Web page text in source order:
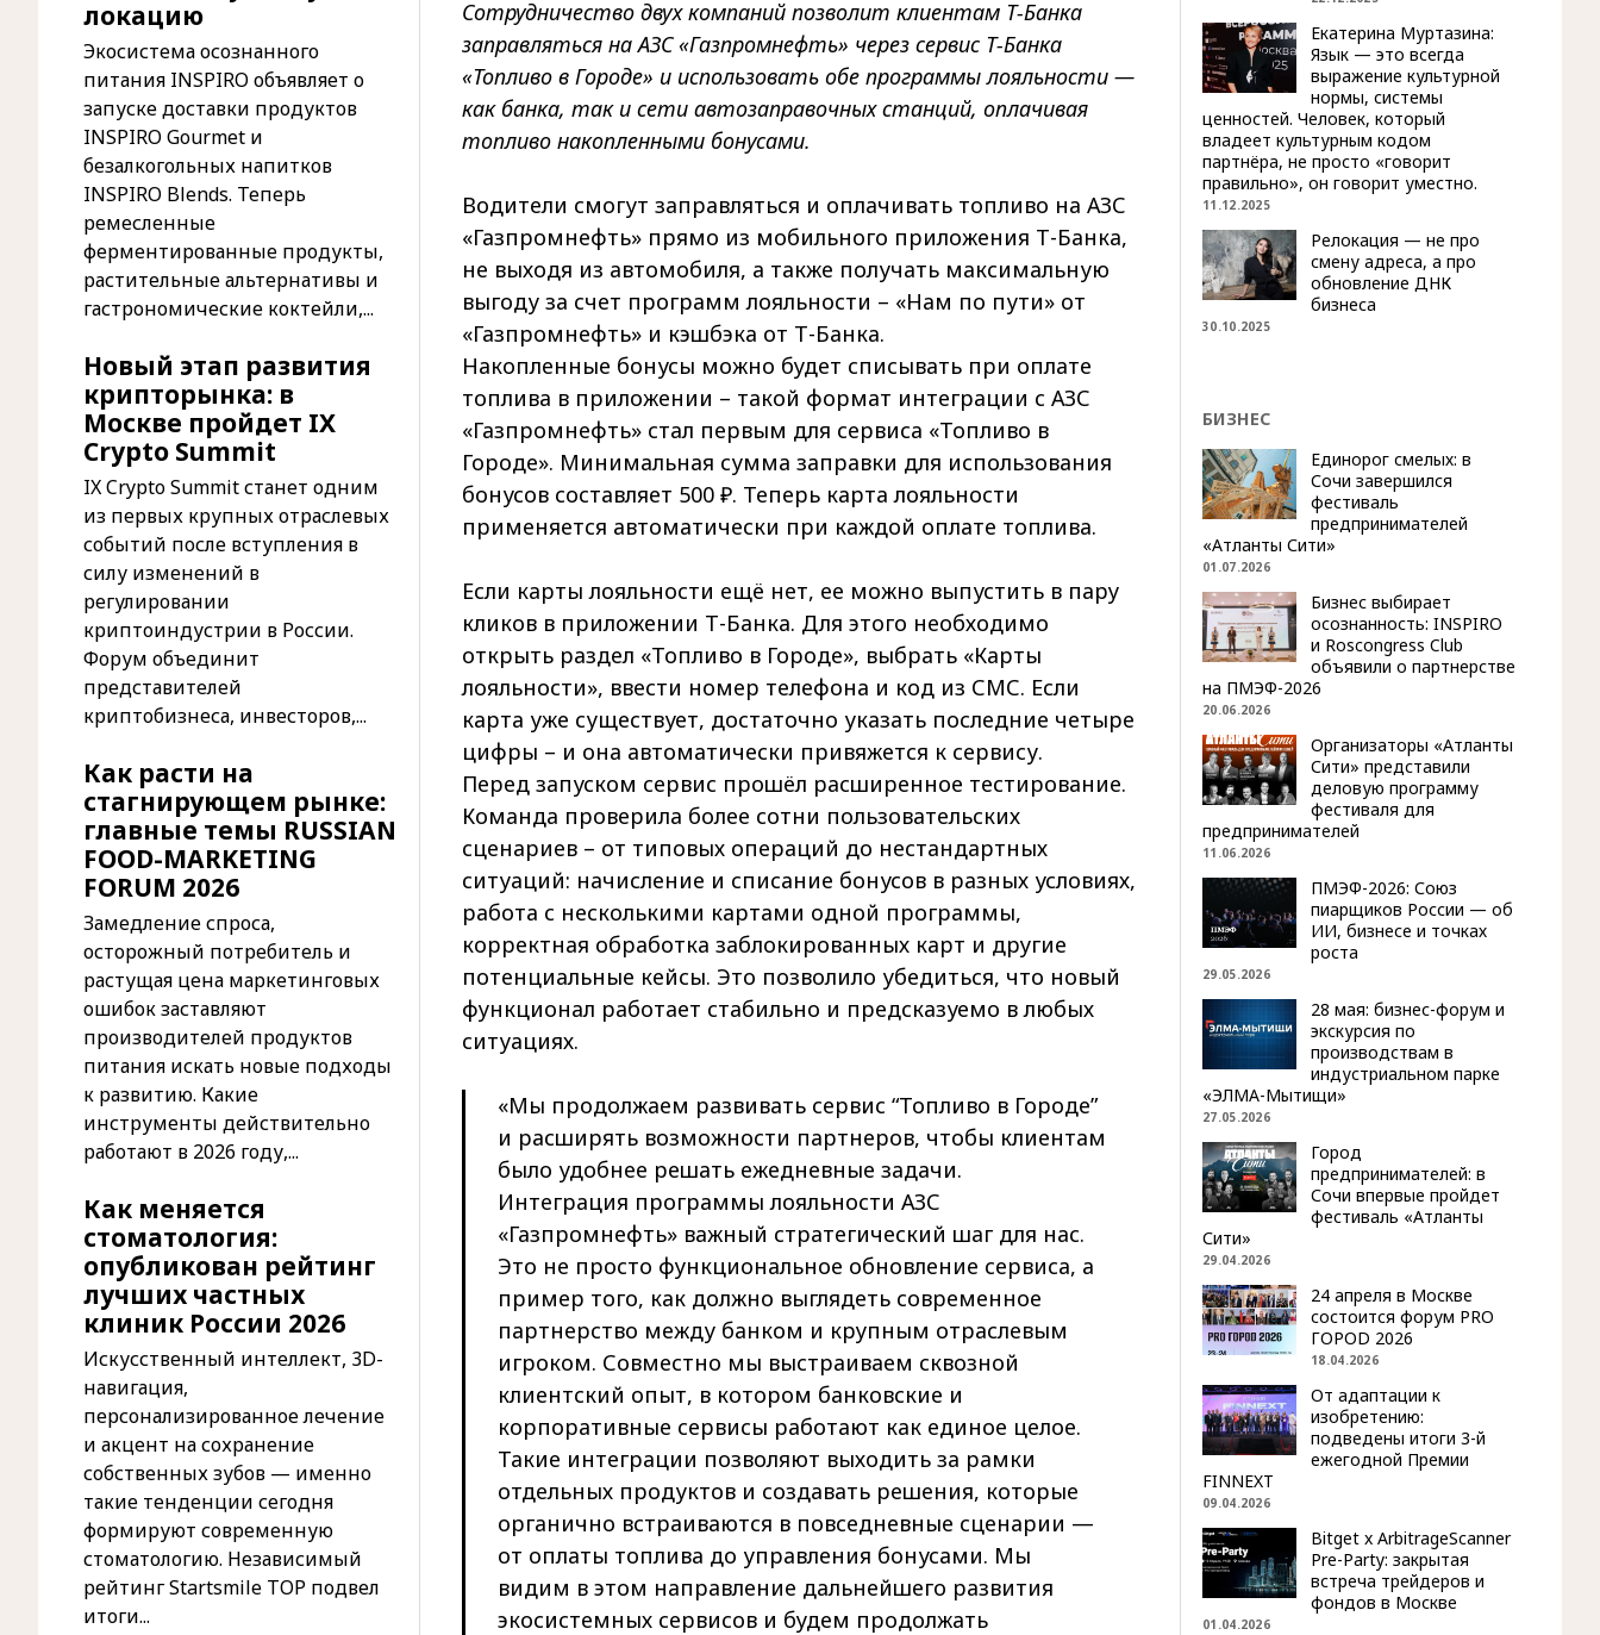
локацию
Экосистема осознанного
питания INSPIRO объявляет о
запуске доставки продуктов
INSPIRO Gourmet и
безалкогольных напитков
INSPIRO Blends. Теперь
ремесленные
ферментированные продукты,
растительные альтернативы и
гастрономические коктейли,...
Новый этап развития
крипторынка: в
Москве пройдет IX
Crypto Summit
IX Crypto Summit станет одним
из первых крупных отраслевых
событий после вступления в
силу изменений в
регулировании
криптоиндустрии в России.
Форум объединит
представителей
криптобизнеса, инвесторов,...
Как расти на
стагнирующем рынке:
главные темы RUSSIAN
FOOD-MARKETING
FORUM 2026
Замедление спроса,
осторожный потребитель и
растущая цена маркетинговых
ошибок заставляют
производителей продуктов
питания искать новые подходы
к развитию. Какие
инструменты действительно
работают в 2026 году,...
Как меняется
стоматология:
опубликован рейтинг
лучших частных
клиник России 2026
Искусственный интеллект, 3D-
навигация,
персонализированное лечение
и акцент на сохранение
собственных зубов — именно
такие тенденции сегодня
формируют современную
стоматологию. Независимый
рейтинг Startsmile TOP подвел
итоги...
Сотрудничество двух компаний позволит клиентам Т-Банка
заправляться на АЗС «Газпромнефть» через сервис Т-Банка
«Топливо в Городе» и использовать обе программы лояльности —
как банка, так и сети автозаправочных станций, оплачивая
топливо накопленными бонусами.
Водители смогут заправляться и оплачивать топливо на АЗС
«Газпромнефть» прямо из мобильного приложения Т-Банка,
не выходя из автомобиля, а также получать максимальную
выгоду за счет программ лояльности – «Нам по пути» от
«Газпромнефть» и кэшбэка от Т-Банка.
Накопленные бонусы можно будет списывать при оплате
топлива в приложении – такой формат интеграции с АЗС
«Газпромнефть» стал первым для сервиса «Топливо в
Городе». Минимальная сумма заправки для использования
бонусов составляет 500 ₽. Теперь карта лояльности
применяется автоматически при каждой оплате топлива.
Если карты лояльности ещё нет, ее можно выпустить в пару
кликов в приложении Т-Банка. Для этого необходимо
открыть раздел «Топливо в Городе», выбрать «Карты
лояльности», ввести номер телефона и код из СМС. Если
карта уже существует, достаточно указать последние четыре
цифры – и она автоматически привяжется к сервису.
Перед запуском сервис прошёл расширенное тестирование.
Команда проверила более сотни пользовательских
сценариев – от типовых операций до нестандартных
ситуаций: начисление и списание бонусов в разных условиях,
работа с несколькими картами одной программы,
корректная обработка заблокированных карт и другие
потенциальные кейсы. Это позволило убедиться, что новый
функционал работает стабильно и предсказуемо в любых
ситуациях.
«Мы продолжаем развивать сервис “Топливо в Городе”
и расширять возможности партнеров, чтобы клиентам
было удобнее решать ежедневные задачи.
Интеграция программы лояльности АЗС
«Газпромнефть» важный стратегический шаг для нас.
Это не просто функциональное обновление сервиса, а
пример того, как должно выглядеть современное
партнерство между банком и крупным отраслевым
игроком. Совместно мы выстраиваем сквозной
клиентский опыт, в котором банковские и
корпоративные сервисы работают как единое целое.
Такие интеграции позволяют выходить за рамки
отдельных продуктов и создавать решения, которые
органично встраиваются в повседневные сценарии —
от оплаты топлива до управления бонусами. Мы
видим в этом направление дальнейшего развития
экосистемных сервисов и будем продолжать
Екатерина Муртазина:
Язык — это всегда
выражение культурной
нормы, системы
ценностей. Человек, который
владеет культурным кодом
партнёра, не просто «говорит
правильно», он говорит уместно.
11.12.2025
Релокация — не про
смену адреса, а про
обновление ДНК
бизнеса
30.10.2025
БИЗНЕС
Единорог смелых: в
Сочи завершился
фестиваль
предпринимателей
«Атланты Сити»
01.07.2026
Бизнес выбирает
осознанность: INSPIRO
и Roscongress Club
объявили о партнерстве
на ПМЭФ-2026
20.06.2026
Организаторы «Атланты
Сити» представили
деловую программу
фестиваля для
предпринимателей
11.06.2026
ПМЭФ-2026: Союз
пиарщиков России — об
ИИ, бизнесе и точках
роста
29.05.2026
28 мая: бизнес-форум и
экскурсия по
производствам в
индустриальном парке
«ЭЛМА-Мытищи»
27.05.2026
Город
предпринимателей: в
Сочи впервые пройдет
фестиваль «Атланты
Сити»
29.04.2026
24 апреля в Москве
состоится форум PRO
ГОРОD 2026
18.04.2026
От адаптации к
изобретению:
подведены итоги 3-й
ежегодной Премии
FINNEXT
09.04.2026
Bitget x ArbitrageScanner
Pre-Party: закрытая
встреча трейдеров и
фондов в Москве
01.04.2026